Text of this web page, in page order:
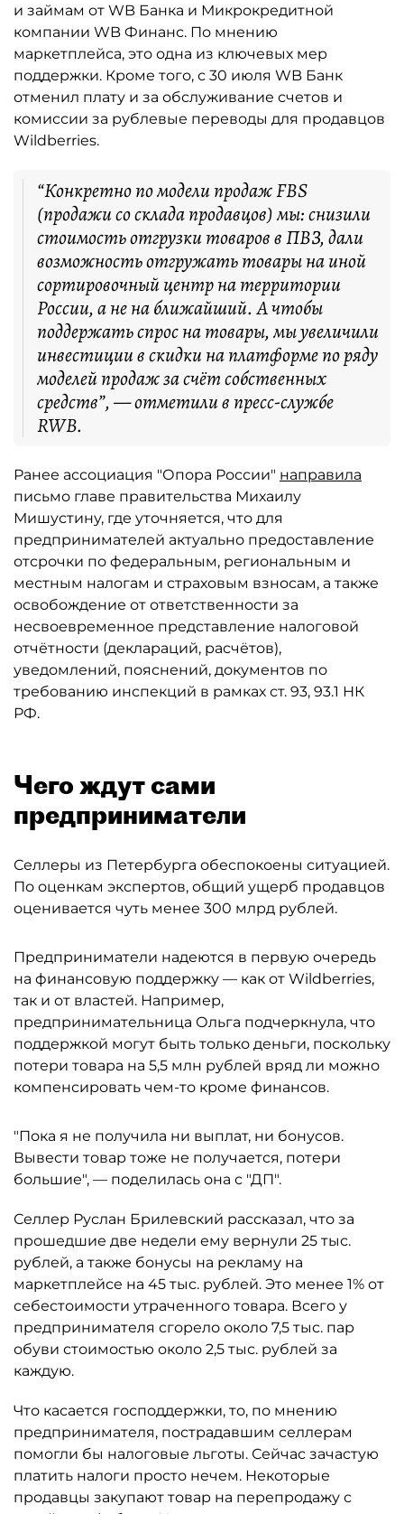
и займам от WB Банка и Микрокредитной
компании WB Финанс. По мнению
маркетплейса, это одна из ключевых мер
поддержки. Кроме того, с 30 июля WB Банк
отменил плату и за обслуживание счетов и
комиссии за рублевые переводы для продавцов
Wildberries.
“Конкретно по модели продаж FBS
(продажи со склада продавцов) мы: снизили
стоимость отгрузки товаров в ПВЗ, дали
возможность отгружать товары на иной
сортировочный центр на территории
России, а не на ближайший. А чтобы
поддержать спрос на товары, мы увеличили
инвестиции в скидки на платформе по ряду
моделей продаж за счёт собственных
средств”, — отметили в пресс-службе
RWB.
Ранее ассоциация "Опора России" направила
письмо главе правительства Михаилу
Мишустину, где уточняется, что для
предпринимателей актуально предоставление
отсрочки по федеральным, региональным и
местным налогам и страховым взносам, а также
освобождение от ответственности за
несвоевременное представление налоговой
отчётности (деклараций, расчётов),
уведомлений, пояснений, документов по
требованию инспекций в рамках ст. 93, 93.1 НК
РФ.
Чего ждут сами
предприниматели
Селлеры из Петербурга обеспокоены ситуацией.
По оценкам экспертов, общий ущерб продавцов
оценивается чуть менее 300 млрд рублей.
Предприниматели надеются в первую очередь
на финансовую поддержку — как от Wildberries,
так и от властей. Например,
предпринимательница Ольга подчеркнула, что
поддержкой могут быть только деньги, поскольку
потери товара на 5,5 млн рублей вряд ли можно
компенсировать чем-то кроме финансов.
"Пока я не получила ни выплат, ни бонусов.
Вывести товар тоже не получается, потери
большие", — поделилась она с "ДП".
Селлер Руслан Брилевский рассказал, что за
прошедшие две недели ему вернули 25 тыс.
рублей, а также бонусы на рекламу на
маркетплейсе на 45 тыс. рублей. Это менее 1% от
себестоимости утраченного товара. Всего у
предпринимателя сгорело около 7,5 тыс. пар
обуви стоимостью около 2,5 тыс. рублей за
каждую.
Что касается господдержки, то, по мнению
предпринимателя, пострадавшим селлерам
помогли бы налоговые льготы. Сейчас зачастую
платить налоги просто нечем. Некоторые
продавцы закупают товар на перепродажу с